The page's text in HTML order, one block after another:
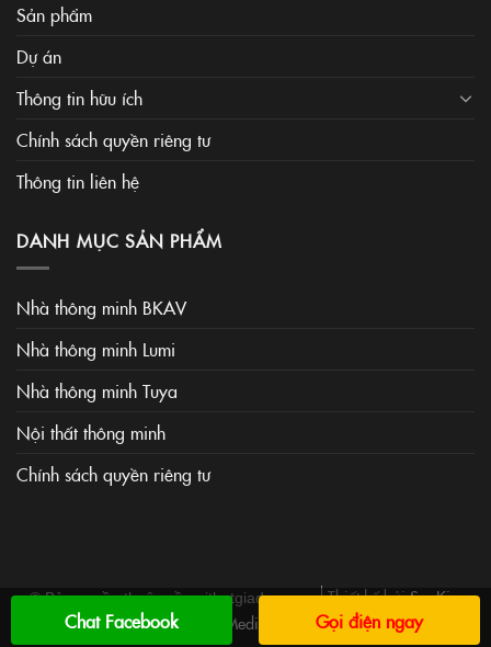
Sản phẩm
Dự án
Thông tin hữu ích
Chính sách quyền riêng tư
Thông tin liên hệ
DANH MỤC SẢN PHẨM
Nhà thông minh BKAV
Nhà thông minh Lumi
Nhà thông minh Tuya
Nội thất thông minh
Chính sách quyền riêng tư
© Bản quyền thuộc về noithatgiadung.vn Thiết kế bởiSaoKim
Media
Chat Facebook Gọi điện ngay